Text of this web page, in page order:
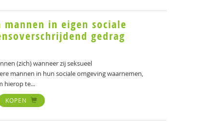
mannen in eigen sociale
gedrag
(zich) wanneer zij seksueel
mannen in hun sociale omgeving waarnemen,
hierop te...
KOPEN